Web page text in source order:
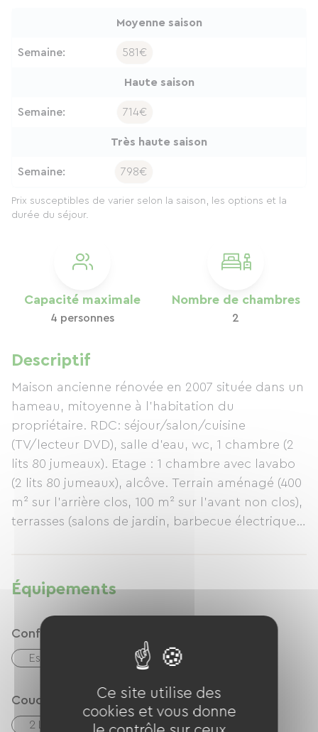
Capacité maximale
4 personnes
Nombre de chambres
2
Descriptif
Maison ancienne rénovée en 2007 située dans un
hameau, mitoyenne à l'habitation du
propriétaire. RDC: séjour/salon/cuisine
(TV/lecteur DVD), salle d'eau, wc, 1 chambre (2
lits 80 jumeaux). Etage : 1 chambre avec lavabo
(2 lits 80 jumeaux), alcôve. Terrain aménagé (400
m² sur l'arrière clos, 100 m² sur l'avant non clos),
terrasses (salons de jardin, barbecue électrique),
Équipements
Confort
Espace de repas extérieur
Couchage
2 Lits 160cm
Moyenne saison
Semaine: 581€
Haute saison
Semaine: 714€
Très haute saison
Semaine: 798€
Prix susceptibles de varier selon la saison, les options et la
durée du séjour.
Ce site utilise des
cookies et vous donne